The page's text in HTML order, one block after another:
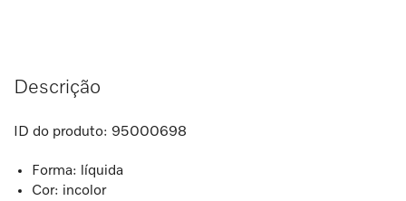
Descrição
ID do produto: 95000698
Forma: líquida
Cor: incolor